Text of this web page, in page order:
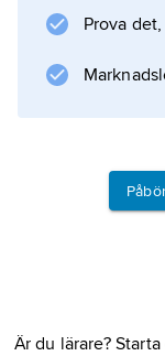
väggar.Prova
Är du lärare?